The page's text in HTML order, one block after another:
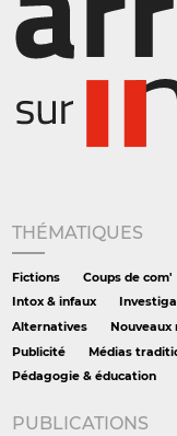
THÉMATIQUES
Fictions Coups de com'
Intox & infaux
Alternatives
Nouveaux
Publicité
Médias
Pédagogie & éducation
PUBLICATIONS